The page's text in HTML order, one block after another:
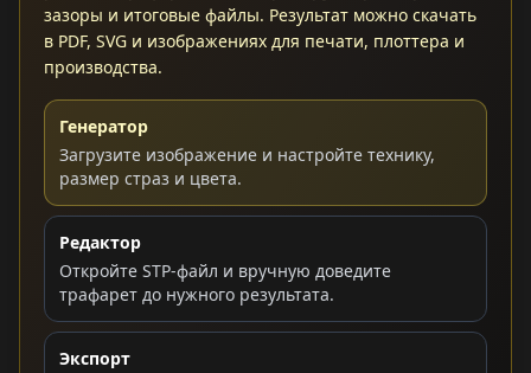
зазоры и итоговые файлы. Результат можно скачать
в PDF, SVG и изображениях для печати, плоттера и
производства.
Генератор
Загрузите изображение и настройте технику,
размер страз и цвета.
Редактор
Откройте STP-файл и вручную доведите
трафарет до нужного результата.
Экспорт